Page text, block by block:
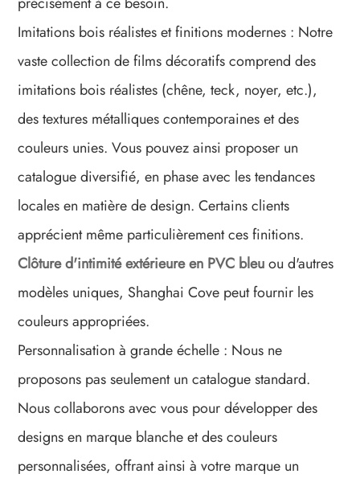
Imitations bois réalistes et finitions modernes : Notre
vaste collection de films décoratifs comprend des
imitations bois réalistes (chêne, teck, noyer, etc.),
des textures métalliques contemporaines et des
couleurs unies. Vous pouvez ainsi proposer un
catalogue diversifié, en phase avec les tendances
locales en matière de design. Certains clients
apprécient même particulièrement ces finitions.
Clôture d'intimité extérieure en PVC bleu ou d'autres
modèles uniques, Shanghai Cove peut fournir les
couleurs appropriées.
Personnalisation à grande échelle : Nous ne
proposons pas seulement un catalogue standard.
Nous collaborons avec vous pour développer des
designs en marque blanche et des couleurs
personnalisées, offrant ainsi à votre marque un